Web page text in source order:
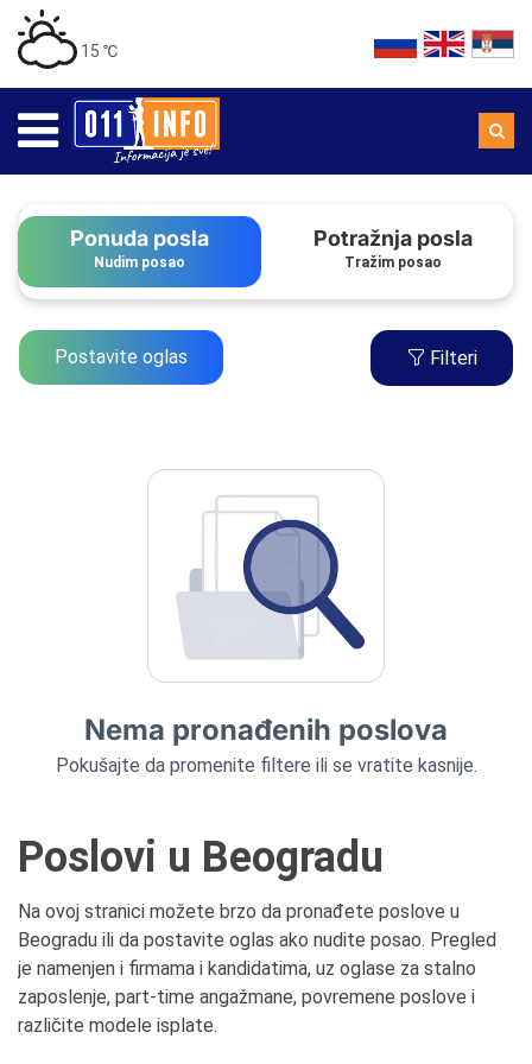
15 ℃
Ponuda posla
Nudim posao
Potražnja posla
Tražim posao
Postavite oglas Filteri
Nema pronađenih poslova
Pokušajte da promenite filtere ili se vratite kasnije.
Poslovi u Beogradu
Na ovoj stranici možete brzo da pronađete poslove u
Beogradu ili da postavite oglas ako nudite posao. Pregled
je namenjen i firmama i kandidatima, uz oglase za stalno
zaposlenje, part-time angažmane, povremene poslove i
različite modele isplate.